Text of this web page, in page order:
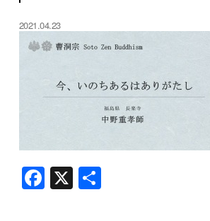
2021.04.23
F
a
X 共